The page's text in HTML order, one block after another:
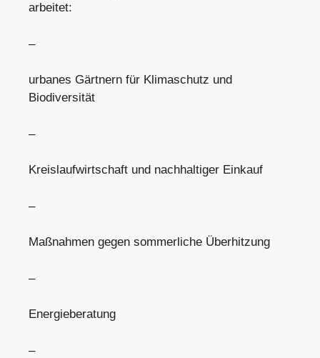
arbeitet:
–
urbanes Gärtnern für Klimaschutz und
Biodiversität
–
Kreislaufwirtschaft und nachhaltiger Einkauf
–
Maßnahmen gegen sommerliche Überhitzung
–
Energieberatung
–